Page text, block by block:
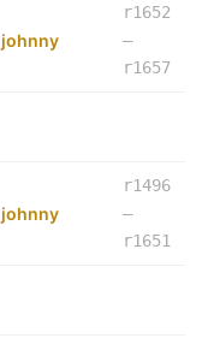
johnny
r1652
–
r1657
johnny
r1496
–
r1651